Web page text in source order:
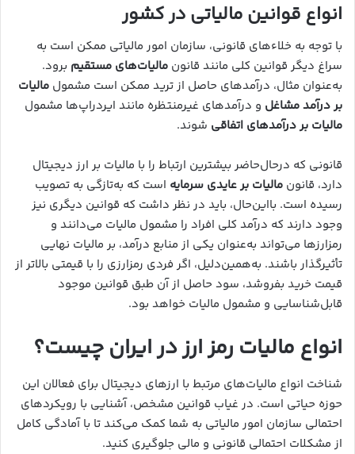
انواع قوانین مالیاتی در کشور
با توجه به خلاء‌های قانونی، سازمان امور مالیاتی ممکن است به
سراغ دیگر قوانین کلی مانند قانون مالیات‌های مستقیم برود.
به‌عنوان مثال، درآمدهای حاصل از ترید ممکن است مشمول مالیات
بر درآمد مشاغل و درآمدهای غیرمنتظره مانند ایردراپ‌ها مشمول
مالیات بر درآمدهای اتفاقی شوند.
قانونی که در‌حال‌حاضر بیشترین ارتباط را با مالیات بر ارز دیجیتال
دارد، قانون مالیات بر عایدی سرمایه است که به‌تازگی به تصویب
رسیده است. بااین‌حال، باید در نظر داشت که قوانین دیگری نیز
وجود دارند که درآمد کلی افراد را مشمول مالیات می‌دانند و
رمزارزها می‌تواند به‌عنوان یکی از منابع درآمد، بر مالیات نهایی
تأثیرگذار باشند. به‌همین‌دلیل، اگر فردی رمزارزی را با قیمتی بالاتر از
قیمت خرید بفروشد، سود حاصل از آن طبق قوانین موجود
قابل‌شناسایی و مشمول مالیات خواهد بود.
انواع مالیات رمز ارز در ایران چیست؟
شناخت انواع مالیات‌های مرتبط با ارزهای دیجیتال برای فعالان این
حوزه حیاتی است. در غیاب قوانین مشخص، آشنایی با رویکردهای
احتمالی سازمان امور مالیاتی به شما کمک می‌کند تا با آمادگی کامل
از مشکلات احتمالی قانونی و مالی جلوگیری کنید.